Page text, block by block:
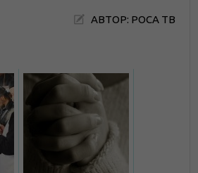
АВТОР: РОСА ТВ